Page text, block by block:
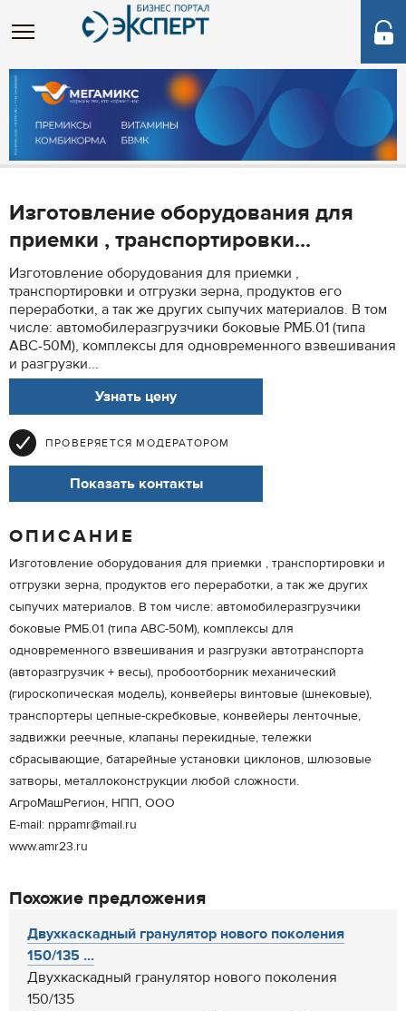
Изготовление оборудования для
приемки , транспортировки...
Изготовление оборудования для приемки ,
транспортировки и отгрузки зерна, продуктов его
переработки, а так же других сыпучих материалов. В том
числе: автомобилеразгрузчики боковые РМБ.01 (типа
АВС-50М), комплексы для одновременного взвешивания
и разгрузки...
Узнать цену
ПРОВЕРЯЕТСЯ МОДЕРАТОРОМ
Показать контакты
ОПИСАНИЕ
Изготовление оборудования для приемки , транспортировки и
отгрузки зерна, продуктов его переработки, а так же других
сыпучих материалов. В том числе: автомобилеразгрузчики
боковые РМБ.01 (типа АВС-50М), комплексы для
одновременного взвешивания и разгрузки автотранспорта
(авторазгрузчик + весы), пробоотборник механический
(гироскопическая модель), конвейеры винтовые (шнековые),
транспортеры цепные-скребковые, конвейеры ленточные,
задвижки реечные, клапаны перекидные, тележки
сбрасывающие, батарейные установки циклонов, шлюзовые
затворы, металлоконструкции любой сложности.
АгроМашРегион, НПП, ООО
Е-mail: nppamr@mail.ru
www.amr23.ru
Похожие предложения
Двухкаскадный гранулятор нового поколения
150/135 ...
Двухкаскадный гранулятор нового поколения
150/135